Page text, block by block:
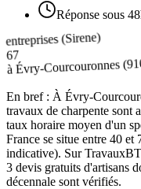
Réponse sous
entreprises (Sirene)
67
àÉvry-Courcouronnes
En bref : À Évry-
travaux de charpente sont
taux horaire moyen d'un
France se situe entre 40
indicative). Sur
3 devis gratuits d'artisans
décennale sont vérifiés.